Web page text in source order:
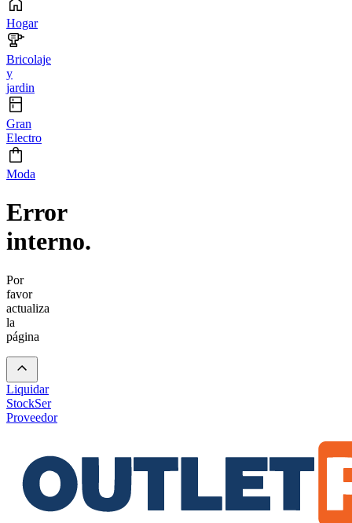
Hogar
Bricolaje
y
jardin
Gran
Electro
Moda
Error
interno.
Por
favor
actualiza
la
página
Liquidar
StockSer
Proveedor